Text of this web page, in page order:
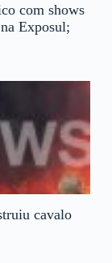
com shows
Exposul;
cavalo